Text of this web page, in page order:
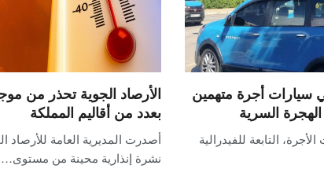
سيارات أجرة متهمين
السرية
التابعة للفيدرالية
الأرصاد الجوية تحذر من
بعدد من أقاليم المملكة
أصدرت المديرية العامة للأرصاد
نشرة إنذارية محينة من مستوى…